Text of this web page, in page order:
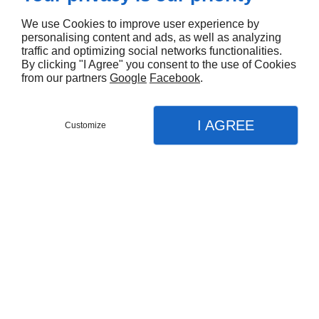
SERVICE FORMATION
Les lundi-mardi-jeudi-vendredi
Horaires :9h - 12h & 13h - 16h
Mail : contact@cnaibspaformationpro.fr
À PROPOS
Accueil
CONTACTEZ-NOUS
We use Cookies to improve user experience by
personalising content and ads, as well as analyzing
traffic and optimizing social networks functionalities.
By clicking "I Agree" you consent to the use of Cookies
from our partners Google Facebook.
Customize I AGREE